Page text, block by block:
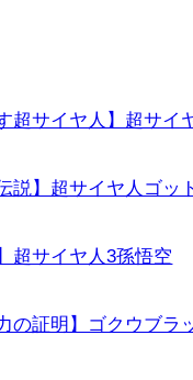
超サイヤ人】超サイ
説】超サイヤ人ゴッ
超サイヤ人3孫悟空
の証明】ゴクウブラ